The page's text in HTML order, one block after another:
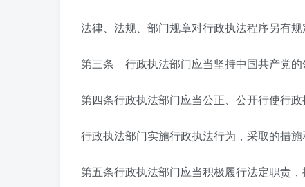
法律、法规、部门规章对行政执法程序另有规
第三条 行政执法部门应当坚持中国共产党的
第四条行政执法部门应当公正、公开行使行
行政执法部门实施行政执法行为，采取的措
第五条行政执法部门应当积极履行法定职责